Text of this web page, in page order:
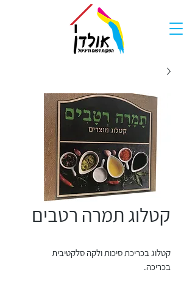
קטלוג תמרה רטבים
קטלוג בכריכת סיכות ולקה סלקטיבית
בכריכה.